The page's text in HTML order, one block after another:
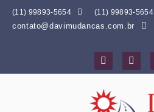
(11) 99893-5654  (11) 99893-5654
contato@davimudancas.com.br
 